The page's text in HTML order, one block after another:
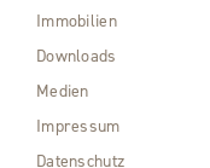
Immobilien
Downloads
Medien
Impressum
Datenschutz